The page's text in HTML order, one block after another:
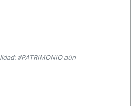
#PATRIMONIO aún